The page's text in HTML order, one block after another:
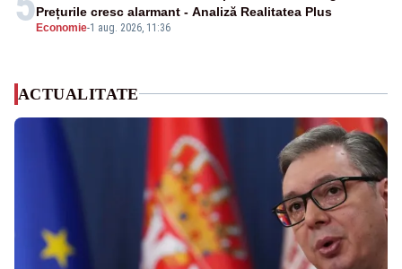
Economie-1 aug. 2026, 11:36
Prețurile cresc alarmant - Analiză Realitatea Plus
ACTUALITATE